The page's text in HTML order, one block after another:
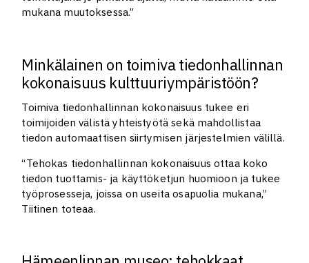
mukana muutoksessa.”
Minkälainen on toimiva tiedonhallinnan
kokonaisuus kulttuuriympäristöön?
Toimiva tiedonhallinnan kokonaisuus tukee eri
toimijoiden välistä yhteistyötä sekä mahdollistaa
tiedon automaattisen siirtymisen järjestelmien välillä.
“Tehokas tiedonhallinnan kokonaisuus ottaa koko
tiedon tuottamis- ja käyttöketjun huomioon ja tukee
työprosesseja, joissa on useita osapuolia mukana,”
Tiitinen toteaa.